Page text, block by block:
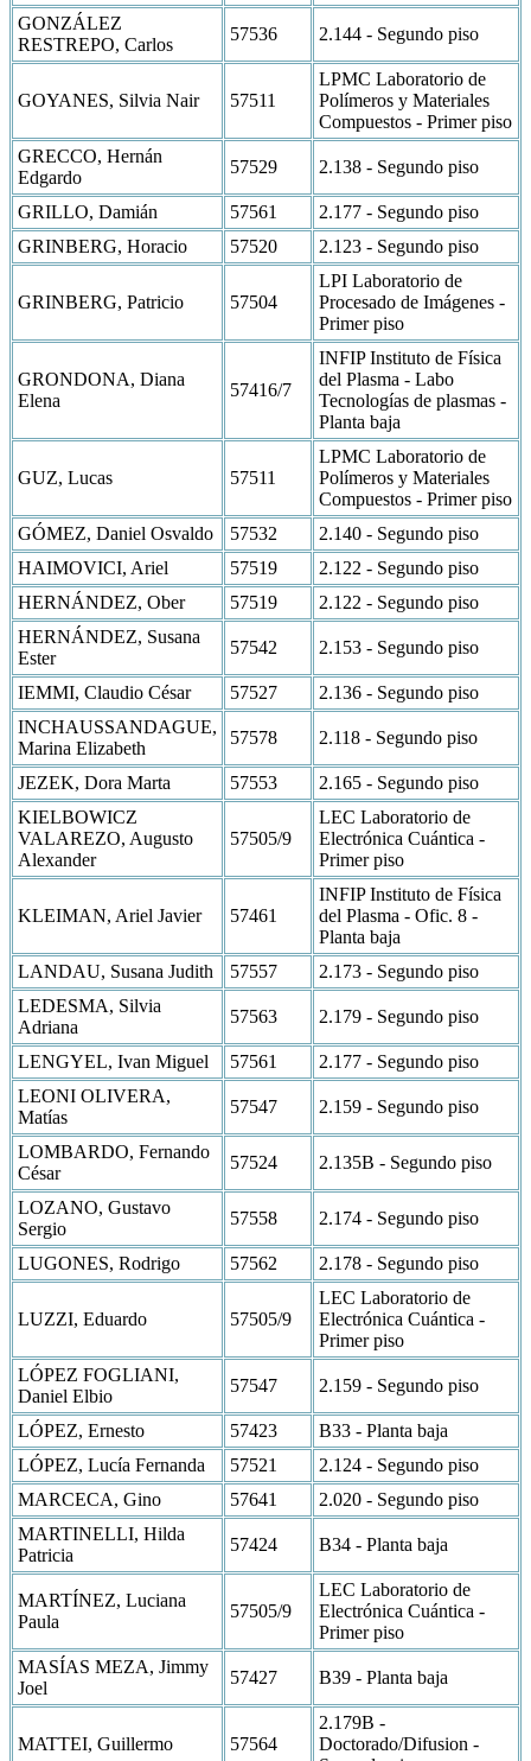
GONZÁLEZ
RESTREPO, Carlos
57536 2.144 - Segundo piso
GOYANES, Silvia Nair 57511
LPMC Laboratorio de
Polímeros y Materiales
Compuestos - Primer piso
GRECCO, Hernán
Edgardo
57529 2.138 - Segundo piso
GRILLO, Damián 57561
2.177 - Segundo piso
GRINBERG, Horacio
57520 2.123 - Segundo piso
GRINBERG, Patricio 57504
LPI Laboratorio de
Procesado de Imágenes -
Primer piso
GRONDONA, Diana
Elena
57416/7
INFIP Instituto de Física
del Plasma - Labo
Tecnologías de plasmas -
Planta baja
GUZ, Lucas 57511
LPMC Laboratorio de
Polímeros y Materiales
Compuestos - Primer piso
GÓMEZ, Daniel Osvaldo
57532
2.140 - Segundo piso
HAIMOVICI, Ariel
57519
2.122 - Segundo piso
HERNÁNDEZ, Ober
57519
2.122 - Segundo piso
HERNÁNDEZ, Susana
Ester
57542 2.153 - Segundo piso
IEMMI, Claudio César 57527
2.136 - Segundo piso
INCHAUSSANDAGUE,
Marina Elizabeth
57578 2.118 - Segundo piso
JEZEK, Dora Marta 57553
2.165 - Segundo piso
KIELBOWICZ
VALAREZO, Augusto
Alexander
57505/9
LEC Laboratorio de
Electrónica Cuántica -
Primer piso
KLEIMAN, Ariel Javier 57461
INFIP Instituto de Física
del Plasma - Ofic. 8 -
Planta baja
LANDAU, Susana Judith
57557
2.173 - Segundo piso
LEDESMA, Silvia
Adriana
57563 2.179 - Segundo piso
LENGYEL, Ivan Miguel 57561
2.177 - Segundo piso
LEONI OLIVERA,
Matías
57547 2.159 - Segundo piso
LOMBARDO, Fernando
César
57524 2.135B - Segundo piso
LOZANO, Gustavo
Sergio
57558 2.174 - Segundo piso
LUGONES, Rodrigo 57562 2.178 - Segundo piso
LUZZI, Eduardo 57505/9
LEC Laboratorio de
Electrónica Cuántica -
Primer piso
LÓPEZ FOGLIANI,
Daniel Elbio
57547 2.159 - Segundo piso
LÓPEZ, Ernesto 57423
B33 - Planta baja
LÓPEZ, Lucía Fernanda
57521
2.124 - Segundo piso
MARCECA, Gino
57641
2.020 - Segundo piso
MARTINELLI, Hilda
Patricia
57424 B34 - Planta baja
MARTÍNEZ, Luciana
Paula
57505/9
LEC Laboratorio de
Electrónica Cuántica -
Primer piso
MASÍAS MEZA, Jimmy
Joel
57427 B39 - Planta baja
MATTEI, Guillermo 57564
2.179B -
Doctorado/Difusion -